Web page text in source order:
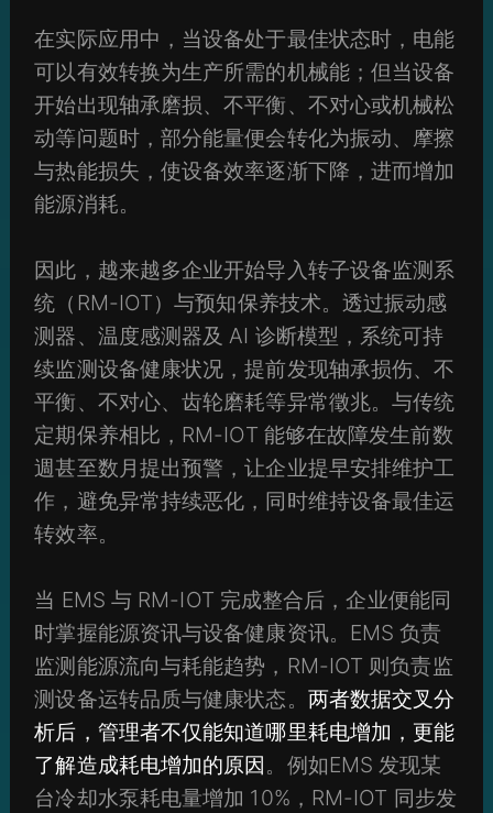
在实际应用中，当设备处于最佳状态时，电能
可以有效转换为生产所需的机械能；但当设备
开始出现轴承磨损、不平衡、不对心或机械松
动等问题时，部分能量便会转化为振动、摩擦
与热能损失，使设备效率逐渐下降，进而增加
能源消耗。
因此，越来越多企业开始导入转子设备监测系
统（RM-IOT）与预知保养技术。透过振动感
测器、温度感测器及 AI 诊断模型，系统可持
续监测设备健康状况，提前发现轴承损伤、不
平衡、不对心、齿轮磨耗等异常徵兆。与传统
定期保养相比，RM-IOT 能够在故障发生前数
週甚至数月提出预警，让企业提早安排维护工
作，避免异常持续恶化，同时维持设备最佳运
转效率。
当 EMS 与 RM-IOT 完成整合后，企业便能同
时掌握能源资讯与设备健康资讯。EMS 负责
监测能源流向与耗能趋势，RM-IOT 则负责监
测设备运转品质与健康状态。 两者数据交叉分
析后，管理者不仅能知道哪里耗电增加，更能
了解造成耗电增加的原因。例如EMS 发现某
台冷却水泵耗电量增加 10%，RM-IOT 同步发